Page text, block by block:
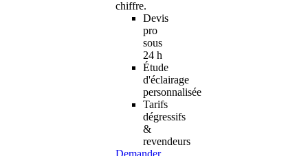
chiffre.
Devis
pro
sous
24 h
Étude
d'éclairage
personnalisée
Tarifs
dégressifs
&
revendeurs
Demander